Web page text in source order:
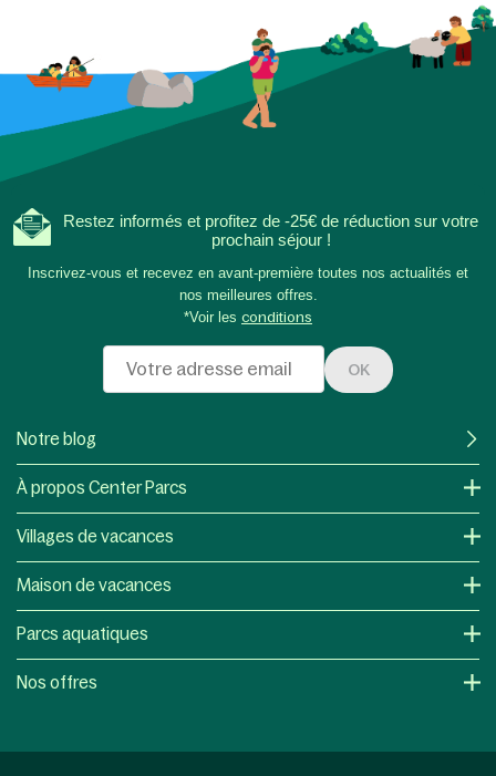
Restez informés et profitez de -25€ de réduction sur votre
prochain séjour !
Inscrivez-vous et recevez en avant-première toutes nos actualités et
nos meilleures offres.
*Voir les conditions
OK
Notre blog
À propos Center Parcs
Villages de vacances
Maison de vacances
Parcs aquatiques
Nos offres